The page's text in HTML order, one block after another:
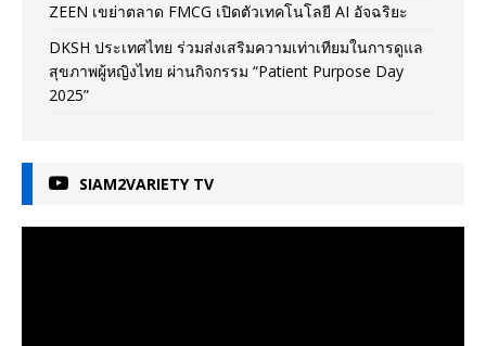
ZEEN เขย่าตลาด FMCG เปิดตัวเทคโนโลยี AI อัจฉริยะ
DKSH ประเทศไทย ร่วมส่งเสริมความเท่าเทียมในการดูแล
สุขภาพผู้หญิงไทย ผ่านกิจกรรม “Patient Purpose Day
2025”
SIAM2VARIETY TV